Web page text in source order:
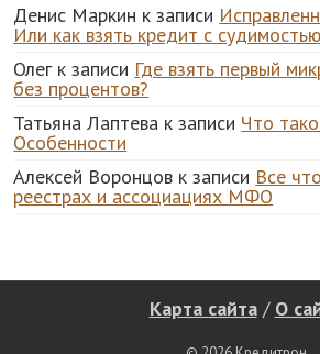
Денис Маркин к записи
Или как взять кредит с
Олегк записи Где взять первый
без процентов?
Татьяна Лаптева к записи Что
Особенности
Алексей Воронцов к записи Все
реестрах и ассоциациях МФО
Карта сайта/ О